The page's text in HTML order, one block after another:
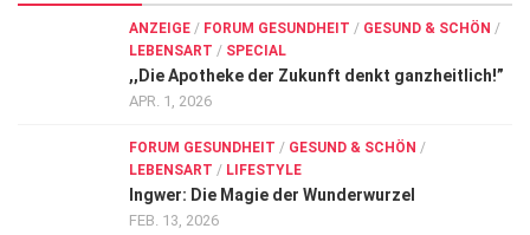
ANZEIGE / FORUM GESUNDHEIT / GESUND & SCHÖN /
LEBENSART / SPECIAL
,,Die Apotheke der Zukunft denkt ganzheitlich!”
APR. 1, 2026
FORUM GESUNDHEIT / GESUND & SCHÖN /
LEBENSART / LIFESTYLE
Ingwer: Die Magie der Wunderwurzel
FEB. 13, 2026